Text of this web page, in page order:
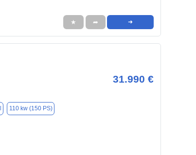
★ ➦ ➜
31.990 €
110 kw (150 PS)